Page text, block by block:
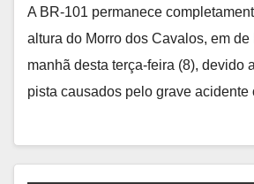
A BR-101 permanece
altura do Morro dos Cavalos, em de
manhã desta terça-feira (8), devido
pista causados pelo grave